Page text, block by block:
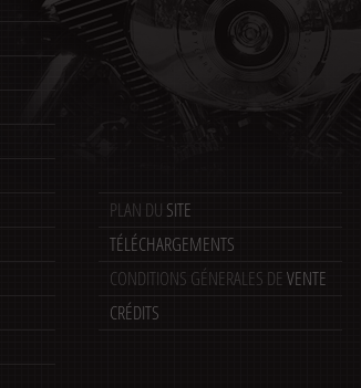
PLAN DU SITE
TÉLÉCHARGEMENTS
CONDITIONS GÉNERALES DEVENTE
CRÉDITS